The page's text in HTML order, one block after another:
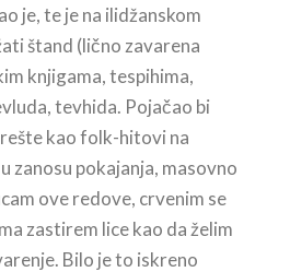
je, te je na ilidžanskom
štand (lično zavarena
knjigama, tespihima,
tevhida. Pojačao bi
kao folk-hitovi na
zanosu pokajanja, masovno
ove redove, crvenim se
zastirem lice kao da želim
Bilo je to iskreno